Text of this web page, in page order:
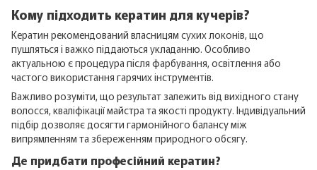
Кому підходить кератин для кучерів?
Кератин рекомендований власницям сухих локонів, що
пушляться і важко піддаються укладанню. Особливо
актуальною є процедура після фарбування, освітлення або
частого використання гарячих інструментів.
Важливо розуміти, що результат залежить від вихідного стану
волосся, кваліфікації майстра та якості продукту. Індивідуальний
підбір дозволяє досягти гармонійного балансу між
випрямленням та збереженням природного обсягу.
Де придбати професійний кератин?